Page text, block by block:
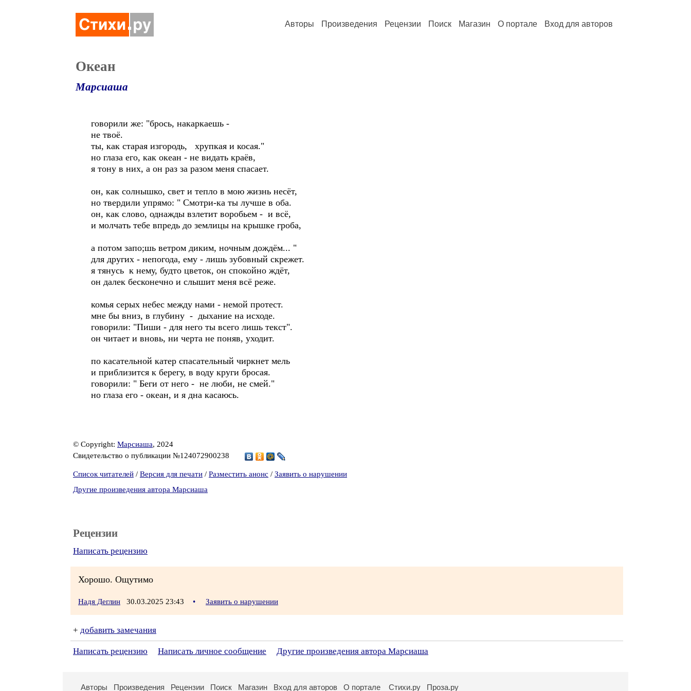
Авторы Произведения Рецензии Поиск Магазин О портале Вход для авторов
Океан
Марсиаша
говорили же: "брось, накаркаешь -
не твоё.
ты, как старая изгородь, хрупкая и косая."
но глаза его, как океан - не видать краёв,
я тону в них, а он раз за разом меня спасает.
он, как солнышко, свет и тепло в мою жизнь несёт,
но твердили упрямо: " Смотри-ка ты лучше в оба.
он, как слово, однажды взлетит воробьем - и всё,
и молчать тебе впредь до землицы на крышке гроба,
а потом запо;шь ветром диким, ночным дождём... "
для других - непогода, ему - лишь зубовный скрежет.
я тянусь к нему, будто цветок, он спокойно ждёт,
он далек бесконечно и слышит меня всё реже.
комья серых небес между нами - немой протест.
мне бы вниз, в глубину - дыхание на исходе.
говорили: "Пиши - для него ты всего лишь текст".
он читает и вновь, ни черта не поняв, уходит.
по касательной катер спасательный чиркнет мель
и приблизится к берегу, в воду круги бросая.
говорили: " Беги от него - не люби, не смей."
но глаза его - океан, и я дна касаюсь.
© Copyright: Марсиаша, 2024
Свидетельство о публикации №124072900238
Список читателей / Версия для печати / Разместить анонс / Заявить о нарушении
Другие произведения автора Марсиаша
Рецензии
Написать рецензию
Хорошо. Ощутимо
Надя Деглин 30.03.2025 23:43 • Заявить о нарушении
+ добавить замечания
Написать рецензию Написать личное сообщение Другие произведения автора Марсиаша
Авторы Произведения Рецензии Поиск Магазин Вход для авторов О портале Стихи.ру Проза.ру